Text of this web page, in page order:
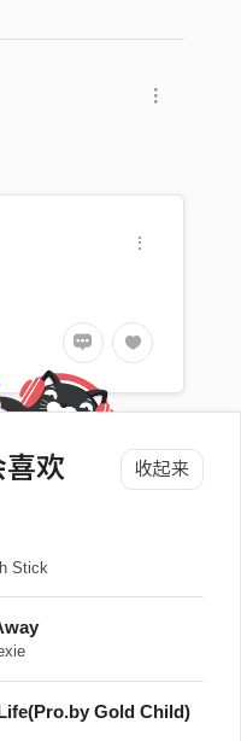
欢 收起来
Stick
Gold Child)
号